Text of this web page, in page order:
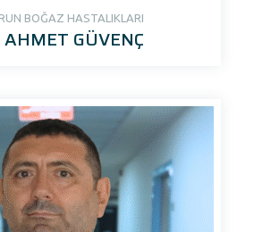
BOĞAZ HASTALIKLARI
AHMET GÜVENÇ